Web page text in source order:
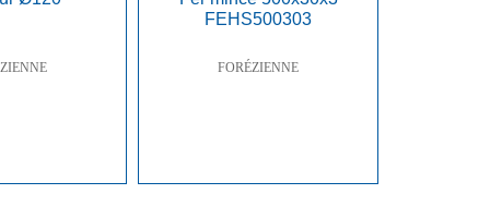
FEHS500303
FORÉZIENNE